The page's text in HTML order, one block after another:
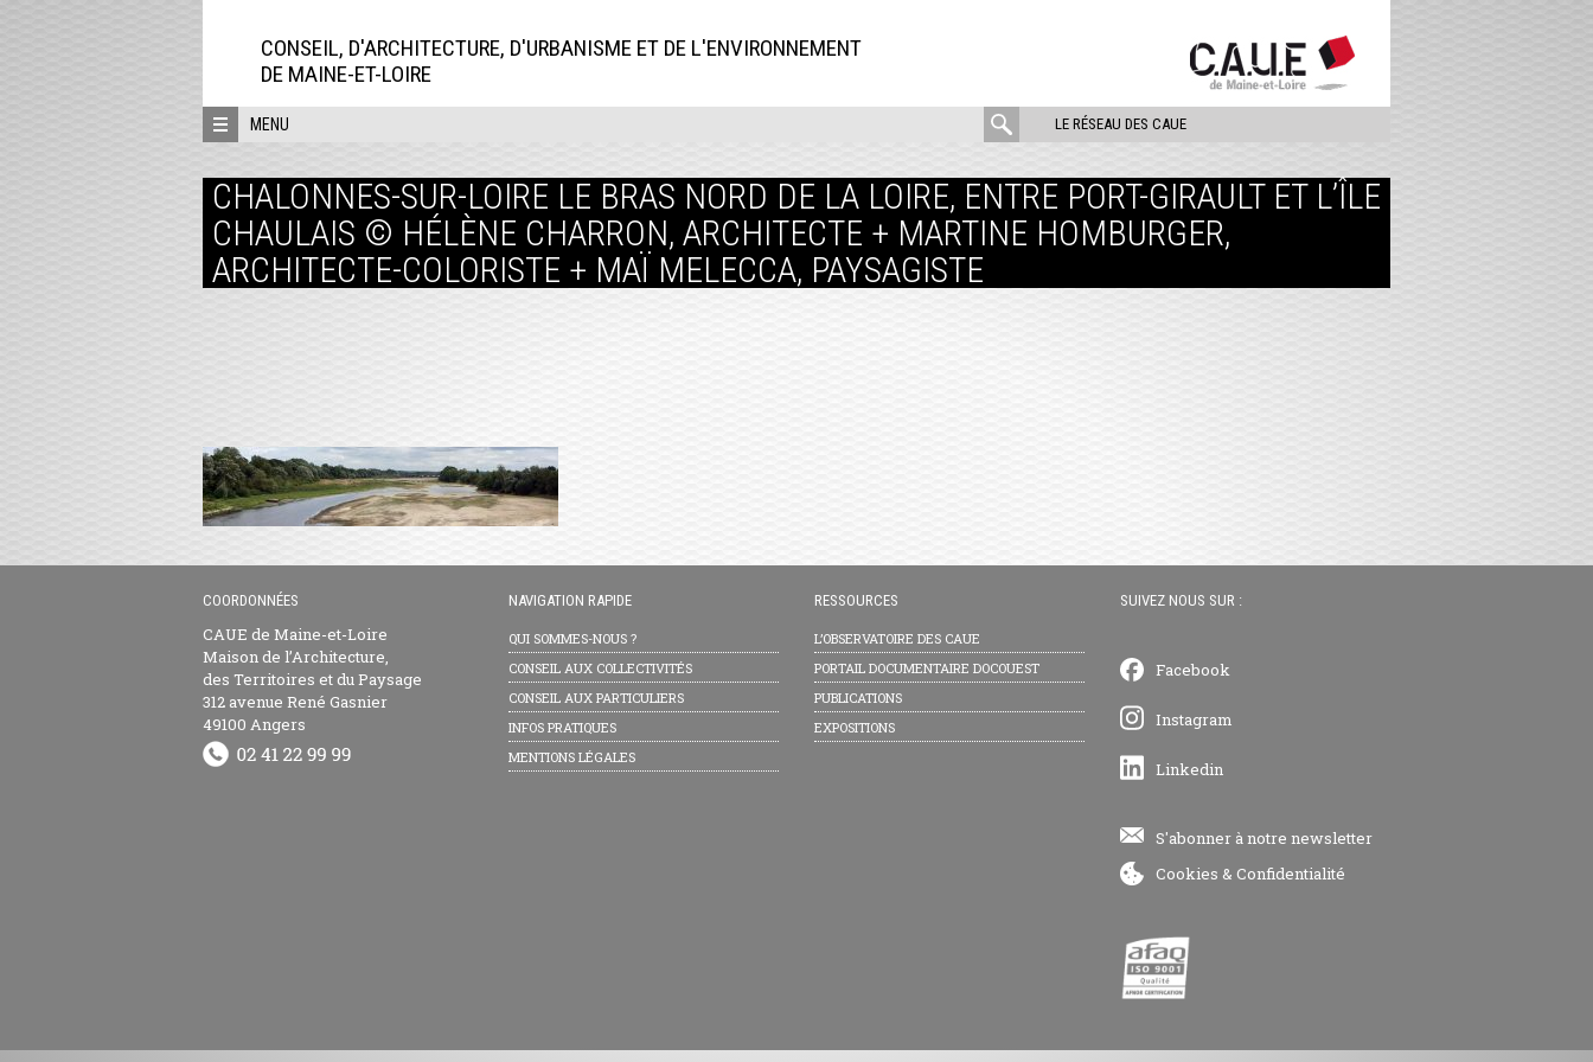
CONSEIL, D'ARCHITECTURE, D'URBANISME ET DE L'ENVIRONNEMENT
DE MAINE-ET-LOIRE
MENU LE RÉSEAU DES CAUE
rechercher
:
CHALONNES-SUR-LOIRE LE BRAS NORD DE LA LOIRE, ENTRE PORT-GIRAULT ET L’ÎLE
CHAULAIS © HÉLÈNE CHARRON, ARCHITECTE + MARTINE HOMBURGER,
ARCHITECTE-COLORISTE + MAÏ MELECCA, PAYSAGISTE
COORDONNÉES
CAUE de Maine-et-Loire
Maison de l’Architecture,
des Territoires et du Paysage
312 avenue René Gasnier
49100 Angers
NAVIGATION RAPIDE
QUI SOMMES-NOUS ?
CONSEIL AUX COLLECTIVITÉS
CONSEIL AUX PARTICULIERS
INFOS PRATIQUES
MENTIONS LÉGALES
RESSOURCES
L’OBSERVATOIRE DES CAUE
PORTAIL DOCUMENTAIRE DOCOUEST
PUBLICATIONS
EXPOSITIONS
SUIVEZ NOUS SUR :
Facebook
Instagram
Linkedin
S'abonner à notre newsletter
Cookies & Confidentialité